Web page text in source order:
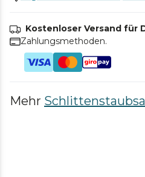
Kostenloser Versand für
Zahlungsmethoden.
Mehr